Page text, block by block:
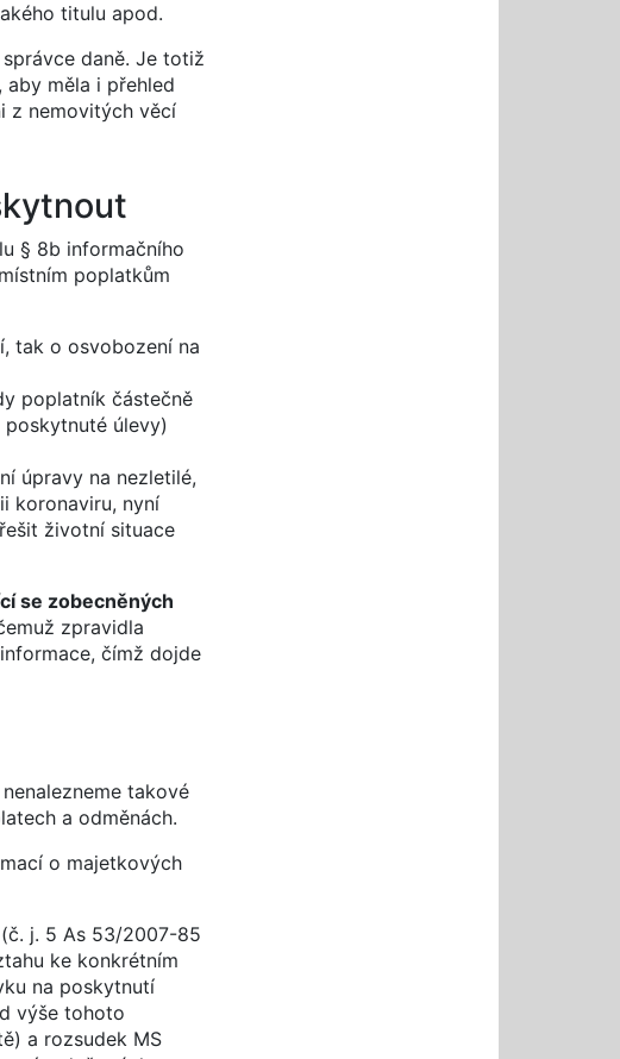
titulu apod.
daně. Je totiž
měla i přehled
z nemovitých věcí
§ 8b informačního
poplatkům
tak o osvobození na
poplatník částečně
úlevy)
úpravy na nezletilé,
koronaviru, nyní
životní situace
se zobecněných
zpravidla
čímž dojde
takové
a odměnách.
o majetkových
j. 5 As 53/2007-85
ke konkrétním
na poskytnutí
výše tohoto
a rozsudek MS